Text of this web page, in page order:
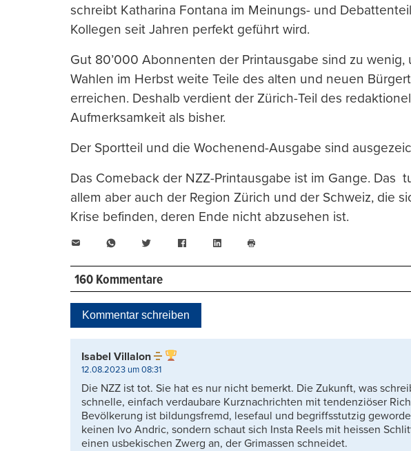
schreibt Katharina Fontana im Meinungs- und
Kollegen seit Jahren perfekt geführt wird.
Gut 80’000 Abonnenten der Printausgabe sind zu
Wahlen im Herbst weite Teile des alten und neuen
erreichen. Deshalb verdient der Zürich-Teil des
Aufmerksamkeit als bisher.
Der Sportteil und die Wochenend-Ausgabe sind
Das Comeback der NZZ-Printausgabe ist im Gange. Das
allem aber auch der Region Zürich und der Schweiz, die
Krise befinden, deren Ende nicht abzusehen ist.
WhatsAppTwitter FacebookLinkedIn
drucken
160 Kommentare
Kommentar schreiben
Isabel Villalon
12.08.2023 um 08:31
Die NZZ ist tot. Sie hat es nur nicht bemerkt. Die Zukunft, was
schnelle, einfach verdaubare Kurznachrichten mit tendenziöser
Bevölkerung ist bildungsfremd, lesefaul und begriffsstutzig
keinen Ivo Andric, sondern schaut sich Insta Reels mit heissen
einen usbekischen Zwerg an, der Grimassen schneidet.